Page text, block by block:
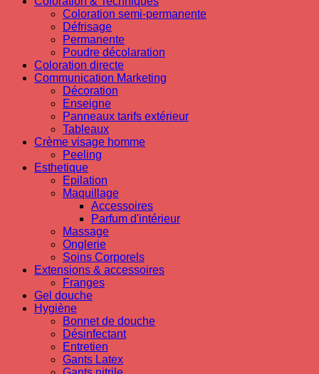
Coloration semi-permanente
Défrisage
Permanente
Poudre décolaration
Coloration directe
Communication Marketing
Décoration
Enseigne
Panneaux tarifs extérieur
Tableaux
Crème visage homme
Peeling
Esthetique
Epilation
Maquillage
Accessoires
Parfum d'intérieur
Massage
Onglerie
Soins Corporels
Extensions & accessoires
Franges
Gel douche
Hygiène
Bonnet de douche
Désinfectant
Entretien
Gants Latex